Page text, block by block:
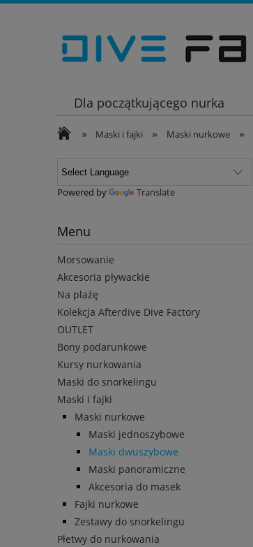
Dla początkującego nurka
Wakacje
» Maski i fajki » Maski nurkowe »
Powered by Translate
Menu
Morsowanie
Akcesoria pływackie
Na plażę
Kolekcja Afterdive Dive Factory
OUTLET
Bony podarunkowe
Kursy nurkowania
Maski do snorkelingu
Maski i fajki
Maski nurkowe
Maski jednoszybowe
Maski dwuszybowe
Maski panoramiczne
Akcesoria do masek
Fajki nurkowe
Zestawy do snorkelingu
Płetwy do nurkowania